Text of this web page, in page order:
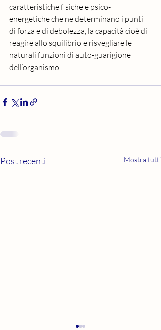
caratteristiche fisiche e psico-
energetiche che ne determinano i punti
di forza e di debolezza, la capacità cioè di
reagire allo squilibrio e risvegliare le
naturali funzioni di auto-guarigione
dell’organismo.
Post recenti Mostra tutti